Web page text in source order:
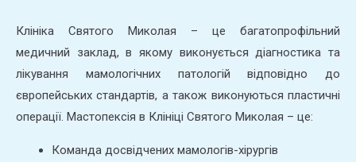
Клініка Святого Миколая – це багатопрофільний
медичний заклад, в якому виконується діагностика та
лікування мамологічних патологій відповідно до
європейських стандартів, а також виконуються пластичні
операції. Мастопексія в Клініці Святого Миколая – це:
Команда досвідчених мамологів-хірургів